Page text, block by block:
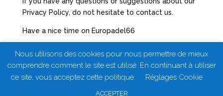
Privacy Policy, do not hesitate to contact us.
Have a nice time on Europadel66
Nous utilisons des cookies pour nous permettre de mieux
comprendre comment le site est utilisé. En continuant à utiliser
ce site, vous acceptez cette politique.
Réglages Cookie
ACCEPTER